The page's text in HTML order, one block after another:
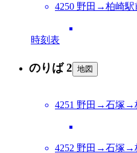
4250 野田→柏崎駅
時刻表
のりば 2 地図
4251 野田→石塚→
4252 野田→石塚→